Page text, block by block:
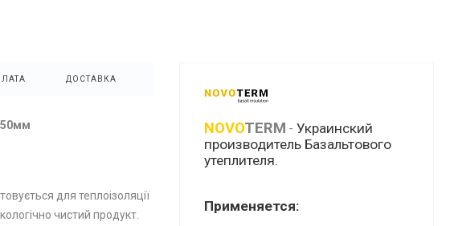
ДОСТАВКА
50мм
для теплоізоляції
чистий продукт.
NOVOTERM -Украинский
производитель Базальтового
утеплителя.
Применяется: